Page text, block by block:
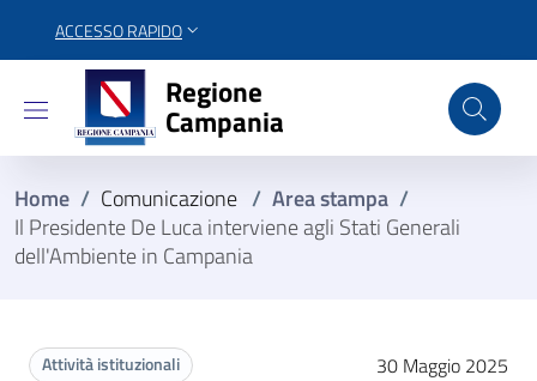
ACCESSO RAPIDO
Regione Campania
Regione
Campania
Home / Comunicazione / Area stampa /
Il Presidente De Luca interviene agli Stati Generali
dell'Ambiente in Campania
Attività istituzionali 30 Maggio 2025